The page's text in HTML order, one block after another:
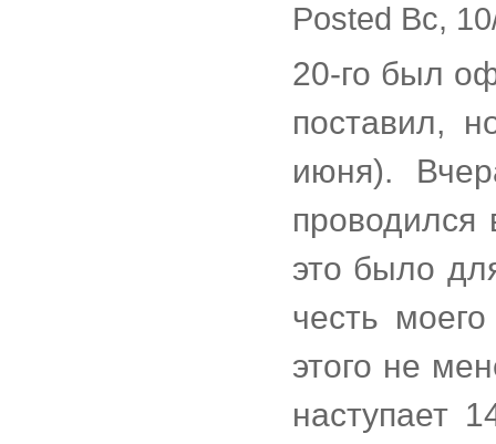
Posted Вс,
20-го был
поставил,
июня).
это было
честь
этого не
наступает